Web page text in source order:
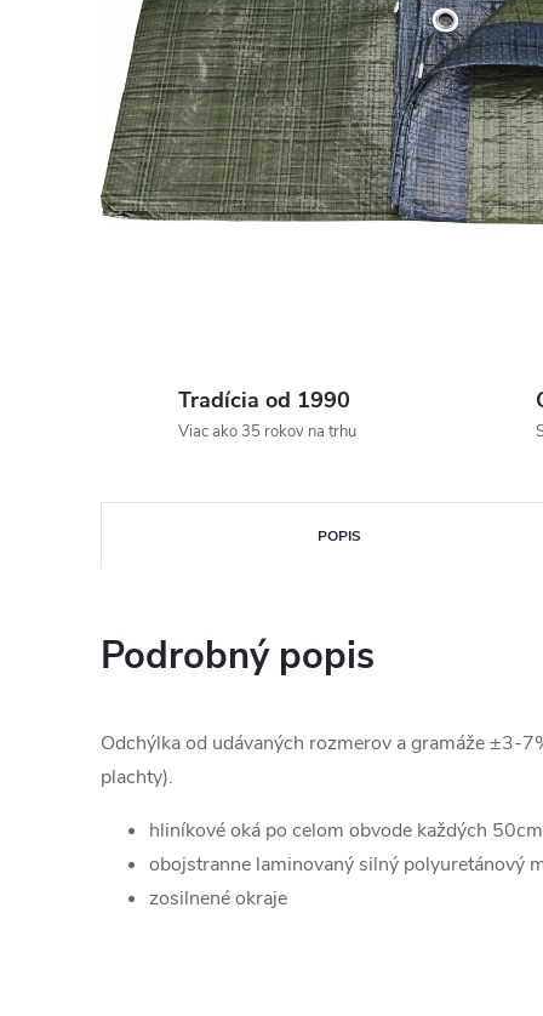
Tradícia od 1990
Viac ako 35 rokov na trhu
POPIS
Podrobný popis
Odchýlka od udávaných rozmerov a gramáže ±3-
plachty).
hliníkové oká po celom obvode každých 50cm
obojstranne laminovaný silný polyuretánový
zosilnené okraje